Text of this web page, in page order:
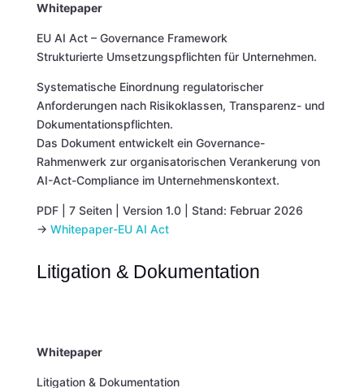
Whitepaper
EU AI Act – Governance Framework
Strukturierte Umsetzungspflichten für Unternehmen.
Systematische Einordnung regulatorischer
Anforderungen nach Risikoklassen, Transparenz- und
Dokumentationspflichten.
Das Dokument entwickelt ein Governance-
Rahmenwerk zur organisatorischen Verankerung von
AI-Act-Compliance im Unternehmenskontext.
PDF | 7 Seiten | Version 1.0 | Stand: Februar 2026
→ Whitepaper-EU AI Act
Litigation & Dokumentation
Whitepaper
Litigation & Dokumentation